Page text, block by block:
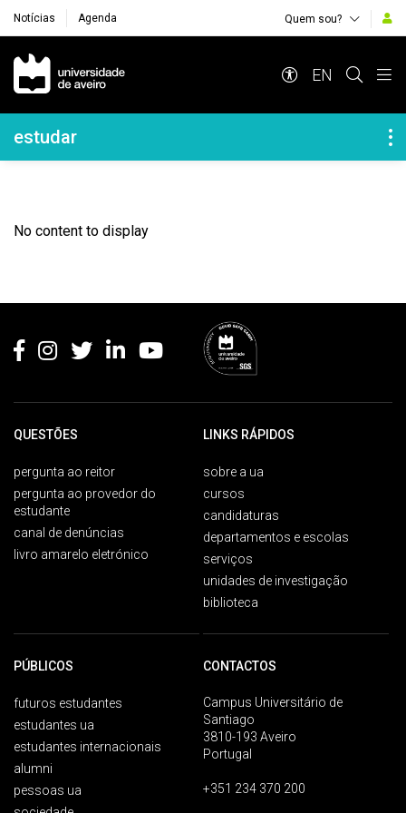
Notícias Agenda Quem sou?
Navegação Principal
EN
Navegação Lateral
estudar
No content to display
QUESTÕES
pergunta ao reitor
pergunta ao provedor do
estudante
canal de denúncias
livro amarelo eletrónico
LINKS RÁPIDOS
sobre a ua
cursos
candidaturas
departamentos e escolas
serviços
unidades de investigação
biblioteca
PÚBLICOS
futuros estudantes
estudantes ua
estudantes internacionais
alumni
pessoas ua
CONTACTOS
Campus Universitário de
Santiago
3810-193 Aveiro
Portugal
+351 234 370 200